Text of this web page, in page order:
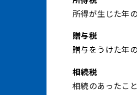
所得が生じた年
贈与税
贈与をうけた年
相続税
相続のあったこ